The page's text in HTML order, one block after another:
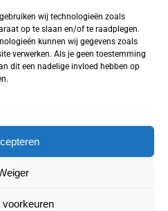
wij technologieën zoals
op te slaan en/of te raadplegen.
kunnen wij gegevens zoals
verwerken. Als je geen toestemming
dit een nadelige invloed hebben op
voorkeuren